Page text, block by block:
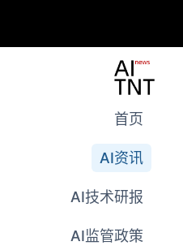
首页
AI资讯
AI技术研报
AI监管政策